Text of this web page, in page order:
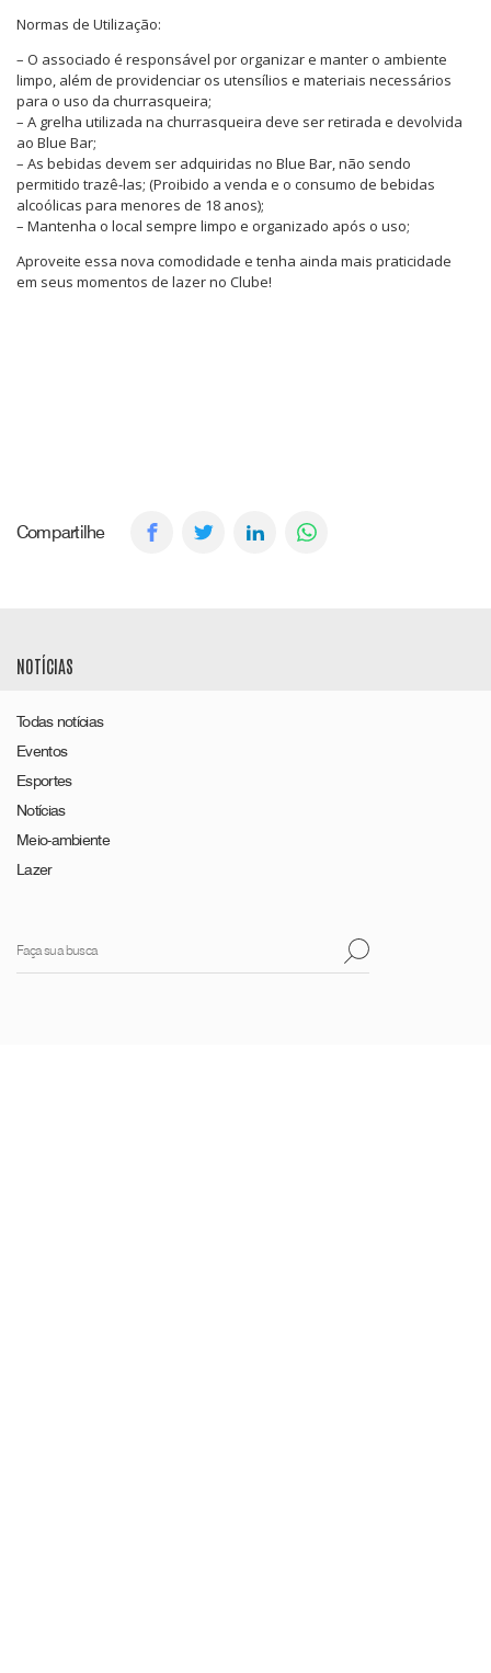
Normas de Utilização:
– O associado é responsável por organizar e manter o ambiente
limpo, além de providenciar os utensílios e materiais necessários
para o uso da churrasqueira;
– A grelha utilizada na churrasqueira deve ser retirada e devolvida
ao Blue Bar;
– As bebidas devem ser adquiridas no Blue Bar, não sendo
permitido trazê-las; (Proibido a venda e o consumo de bebidas
alcoólicas para menores de 18 anos);
– Mantenha o local sempre limpo e organizado após o uso;
Aproveite essa nova comodidade e tenha ainda mais praticidade
em seus momentos de lazer no Clube!
Compartilhe
NOTÍCIAS
Todas notícias
Eventos
Esportes
Notícias
Meio-ambiente
Lazer